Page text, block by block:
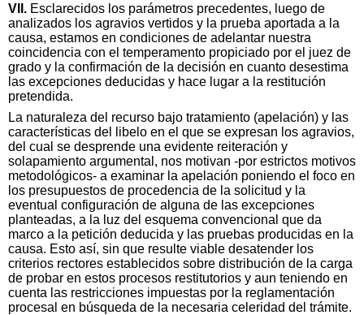
VII. Esclarecidos los parámetros precedentes, luego de
analizados los agravios vertidos y la prueba aportada a la
causa, estamos en condiciones de adelantar nuestra
coincidencia con el temperamento propiciado por el juez de
grado y la confirmación de la decisión en cuanto desestima
las excepciones deducidas y hace lugar a la restitución
pretendida.
La naturaleza del recurso bajo tratamiento (apelación) y las
características del libelo en el que se expresan los agravios,
del cual se desprende una evidente reiteración y
solapamiento argumental, nos motivan -por estrictos motivos
metodológicos- a examinar la apelación poniendo el foco en
los presupuestos de procedencia de la solicitud y la
eventual configuración de alguna de las excepciones
planteadas, a la luz del esquema convencional que da
marco a la petición deducida y las pruebas producidas en la
causa. Esto así, sin que resulte viable desatender los
criterios rectores establecidos sobre distribución de la carga
de probar en estos procesos restitutorios y aun teniendo en
cuenta las restricciones impuestas por la reglamentación
procesal en búsqueda de la necesaria celeridad del trámite.